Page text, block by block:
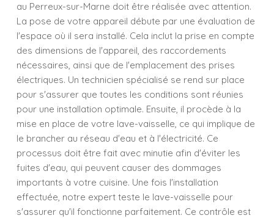
au Perreux-sur-Marne doit être réalisée avec attention.
La pose de votre appareil débute par une évaluation de
l'espace où il sera installé. Cela inclut la prise en compte
des dimensions de l'appareil, des raccordements
nécessaires, ainsi que de l'emplacement des prises
électriques. Un technicien spécialisé se rend sur place
pour s'assurer que toutes les conditions sont réunies
pour une installation optimale. Ensuite, il procède à la
mise en place de votre lave-vaisselle, ce qui implique de
le brancher au réseau d'eau et à l'électricité. Ce
processus doit être fait avec minutie afin d'éviter les
fuites d'eau, qui peuvent causer des dommages
importants à votre cuisine. Une fois l'installation
effectuée, notre expert teste le lave-vaisselle pour
s'assurer qu'il fonctionne parfaitement. Ce contrôle est